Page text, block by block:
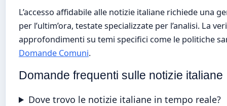
L’accesso affidabile alle notizie italiane richiede una
per l’ultim’ora, testate specializzate per l’analisi. La
approfondimenti su temi specifici come le politiche
Domande Comuni.
Domande frequenti sulle notizie italiane
Dove trovo le notizie italiane in tempo reale?